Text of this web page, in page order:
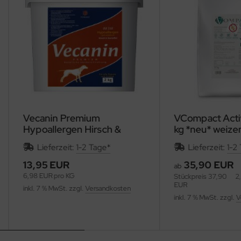
Vecanin Premium
Hypoallergen Hirsch &
Kartoffel 22/12 - 2 kg
Lieferzeit: 1-2 Tage*
13,95 EUR
6,98 EUR pro KG
inkl. 7 % MwSt. zzgl. Versandkosten
VCompact
kg *neu*
Lieferzeit:1-2
ab 35,90 EUR
Stückpreis 37,90
EUR
inkl. 7 % MwSt. zzgl.